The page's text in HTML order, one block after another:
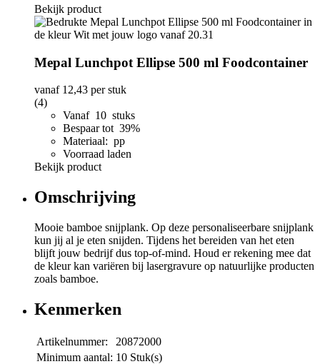
Bekijk product
Mepal Lunchpot Ellipse 500 ml Foodcontainer
vanaf 12,43 per stuk
(4)
Vanaf 10 stuks
Bespaar tot 39%
Materiaal: pp
Voorraad laden
Bekijk product
Omschrijving
Mooie bamboe snijplank. Op deze personaliseerbare snijplank
kun jij al je eten snijden. Tijdens het bereiden van het eten
blijft jouw bedrijf dus top-of-mind. Houd er rekening mee dat
de kleur kan variëren bij lasergravure op natuurlijke producten
zoals bamboe.
Kenmerken
Artikelnummer:
20872000
Minimum aantal: 10 Stuk(s)